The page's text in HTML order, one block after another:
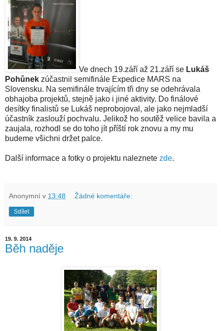
Ve dnech 19.září až 21.září se Lukáš
Pohůnek zúčastnil semifinále Expedice MARS na
Slovensku. Na semifinále trvajícím tři dny se odehrávala
obhajoba projektů, stejně jako i jiné aktivity. Do finálové
desítky finalistů se Lukáš neprobojoval, ale jako nejmladší
účastník zaslouží pochvalu. Jelikož ho soutěž velice bavila a
zaujala, rozhodl se do toho jít příští rok znovu a my mu
budeme všichni držet palce.
Další informace a fotky o projektu naleznete zde.
Anonymní v 13:48 Žádné komentáře:
Sdílet
19. 9. 2014
Běh naděje